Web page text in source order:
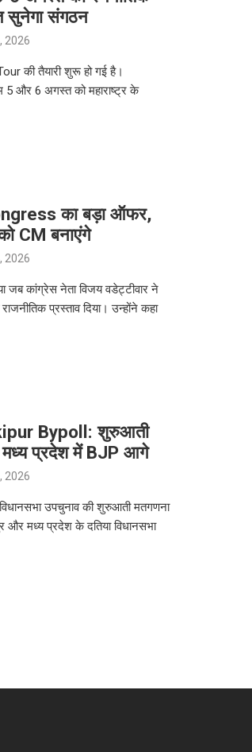
सुनेगा संगठन
2026
की तैयारी शुरू हो गई है।
और 6 अगस्त को महाराष्ट्र के
का बड़ा ऑफर,
CM बनाएंगे
2026
जब कांग्रेस नेता विजय वडेट्टीवार ने
प्रस्ताव दिया। उन्होंने कहा
Bypoll: शुरुआती
प्रदेश में BJP आगे
2026
उपचुनाव की शुरुआती मतगणना
मध्य प्रदेश के दतिया विधानसभा